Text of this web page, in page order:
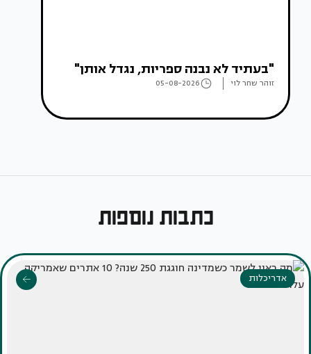
"בעתיד לא נבנה ספריות, נגדל אותן"
זוהר שחר לוי 05-08-2026
כתבות נוספות
אדריכלות